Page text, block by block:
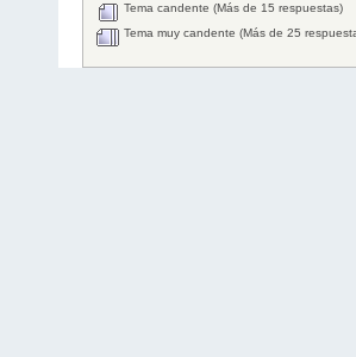
Tema candente (Más de 15 respuestas)
Tema muy candente (Más de 25